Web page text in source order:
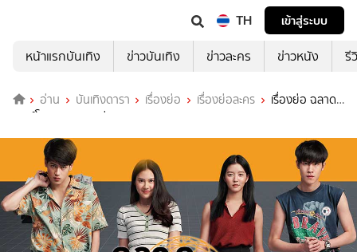
TH
เข้าสู่ระบบ
หน้าแรกบันเทิง
ข่าวบันเทิง ข่าวละคร ข่าวหนัง รี
อ่าน บันเทิงดารา เรื่องย่อ เรื่องย่อละคร
เรื่องย่อ ฉลาด
เกมส์โกง (ตอนจบ) ช่อง ONE31